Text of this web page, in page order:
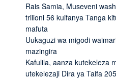
Rais Samia, Museveni
trilioni 56 kuifanya Tanga
mafuta
Uukaguzi wa migodi
mazingira
Kafulila, aanza kutekeleza
utekelezaji Dira ya Taifa